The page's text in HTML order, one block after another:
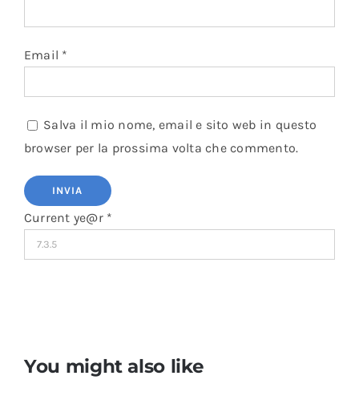
Email *
Salva il mio nome, email e sito web in questo
browser per la prossima volta che commento.
Current ye@r *
You might also like